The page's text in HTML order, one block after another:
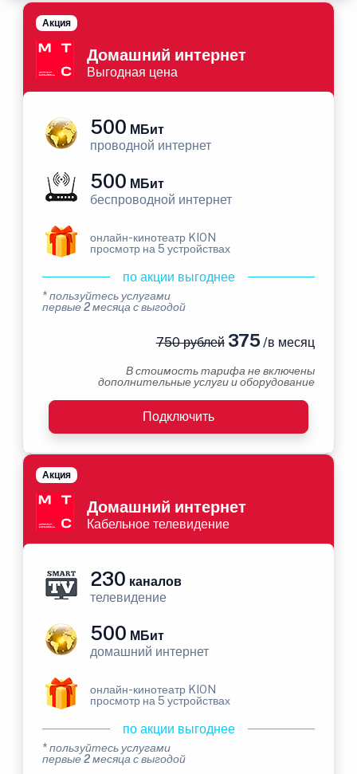
Домашний интернет
Выгодная цена
Акция
500 МБит
проводной интернет
500 МБит
беспроводной интернет
онлайн-кинотеатр KION
просмотр на 5 устройствах
по акции выгоднее
* пользуйтесь услугами
первые 2 месяца с выгодой
750 рублей375 /в месяц
В стоимость тарифа не включены
дополнительные услуги и оборудование
Подключить
Домашний интернет
Кабельное телевидение
Акция
230 каналов
телевидение
500 МБит
домашний интернет
онлайн-кинотеатр KION
просмотр на 5 устройствах
по акции выгоднее
* пользуйтесь услугами
первые 2 месяца с выгодой